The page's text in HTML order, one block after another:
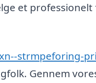
et professionelt
strmpeforing-
Gennem